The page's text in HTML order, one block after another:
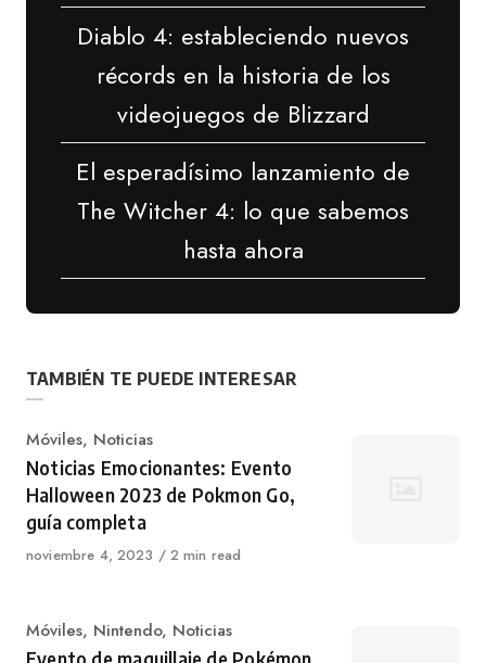
Diablo 4: estableciendo nuevos
récords en la historia de los
videojuegos de Blizzard
El esperadísimo lanzamiento de
The Witcher 4: lo que sabemos
hasta ahora
TAMBIÉN TE PUEDE INTERESAR
Categoría
Móviles, Noticias
Noticias Emocionantes: Evento
Halloween 2023 de Pokmon Go,
guía completa
Publicado
noviembre 4, 2023 2 min read
Categoría
Móviles, Nintendo, Noticias